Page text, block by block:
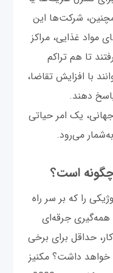
شرکت‌ها این
مواد غذایی، مراکز
تا هم تراکم
با افزایش تقاضا،
دهند.
یک امر حیاتی
می‌رود.
چگونه است؟
را که بر سر راه
همه‌گیری جرقه‌ای
حداقل برای برخی
خواهد داشت؟ مکنیز